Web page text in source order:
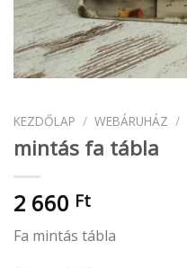
KEZDŐLAP / WEBÁRUHÁZ /
mintás fa tábla
2 660 Ft
Fa mintás tábla